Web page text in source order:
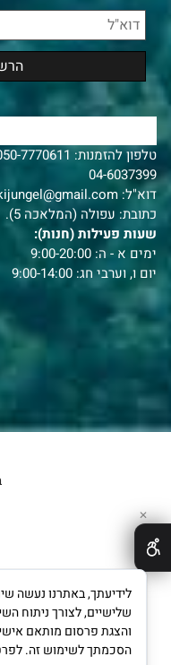
טלפון להזמנות:050-7770611
04-6037399
דוא"ל:
כתובת: עפולה (המלאכה 5).
שעות פעילות (חנות):
ימים א - ה: 9:00-20:00
יום ו, וערבי חג: 9:00-14:00
✕
שלישיים, לצורך ניתוח
והצגת פרסום מותאם
הסכמתך לשימוש זה.